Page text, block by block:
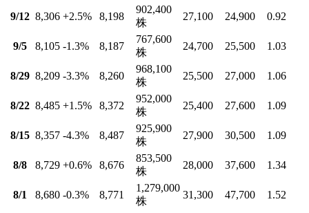
9/12 8,306 +2.5% 8,198
902,400
株
27,100 24,900 0.92
9/5 8,105 -1.3% 8,187
767,600
株
24,700 25,500 1.03
8/29 8,209 -3.3% 8,260
968,100
株
25,500 27,000 1.06
8/22 8,485 +1.5% 8,372
952,000
株
25,400 27,600 1.09
8/15 8,357 -4.3% 8,487
925,900
株
27,900 30,500 1.09
8/8 8,729 +0.6% 8,676
853,500
株
28,000 37,600 1.34
8/1 8,680 -0.3% 8,771
1,279,000
株
31,300 47,700
1.52